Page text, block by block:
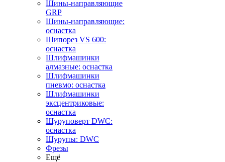
Шины-направляющие
GRP
Шины-направляющие:
оснастка
Шипорез VS 600:
оснастка
Шлифмашинки
алмазные: оснастка
Шлифмашинки
пневмо: оснастка
Шлифмашинки
эксцентриковые:
оснастка
Шуруповерт DWC:
оснастка
Шурупы: DWC
Фрезы
Ещё